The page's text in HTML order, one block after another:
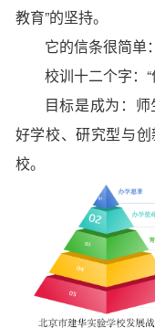
教育”的坚持。
它的信条很简单
校训十二个字：
目标是成为：
好学校、研究型与
校。